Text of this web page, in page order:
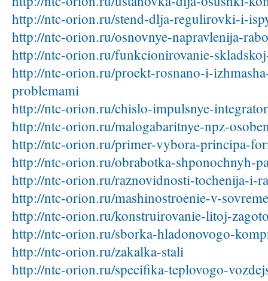
http://ntc-orion.ru/stend-dlja-regulirovki-i-
http://ntc-orion.ru/osnovnye-napravlenija-
http://ntc-orion.ru/funkcionirovanie-
http://ntc-orion.ru/proekt-rosnano-i-
problemami
http://ntc-orion.ru/chislo-impulsnye-
http://ntc-orion.ru/malogabaritnye-npz-
http://ntc-orion.ru/primer-vybora-principa-
http://ntc-orion.ru/obrabotka-shponochnyh-
http://ntc-orion.ru/raznovidnosti-tochenija-i-
http://ntc-orion.ru/mashinostroenie-v-
http://ntc-orion.ru/konstruirovanie-litoj-
http://ntc-orion.ru/sborka-hladonovogo-
http://ntc-orion.ru/zakalka-stali
http://ntc-orion.ru/specifika-teplovogo-